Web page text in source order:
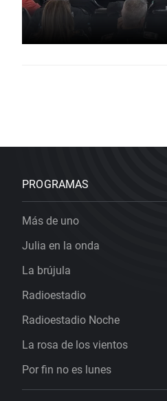
PROGRAMAS
Más de uno
Julia en la onda
La brújula
Radioestadio
Radioestadio Noche
La rosa de los vientos
Por fin no es lunes